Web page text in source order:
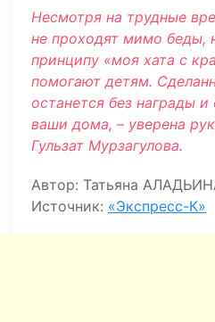
Несмотря на трудные
не проходят мимо беды,
принципу «моя хата с
помогают детям.
останется без награды
ваши дома, – уверена
Гульзат Мурзагулова.
Автор: Татьяна
Источник: «Экспресс-К»